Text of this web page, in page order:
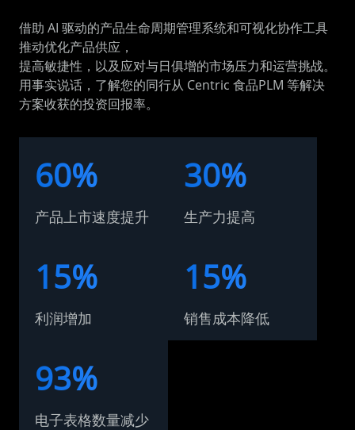
借助 AI 驱动的产品生命周期管理系统和可视化协作工具
推动优化产品供应，
提高敏捷性，以及应对与日俱增的市场压力和运营挑战。
用事实说话，了解您的同行从 Centric 食品PLM 等解决
方案收获的投资回报率。
60%
产品上市速度提升
30%
生产力提高
15%
利润增加
15%
销售成本降低
93%
电子表格数量减少